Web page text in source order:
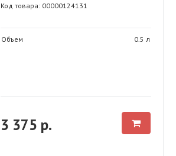
Код товара: 00000124131
Объем 0.5 л
3 375 р.